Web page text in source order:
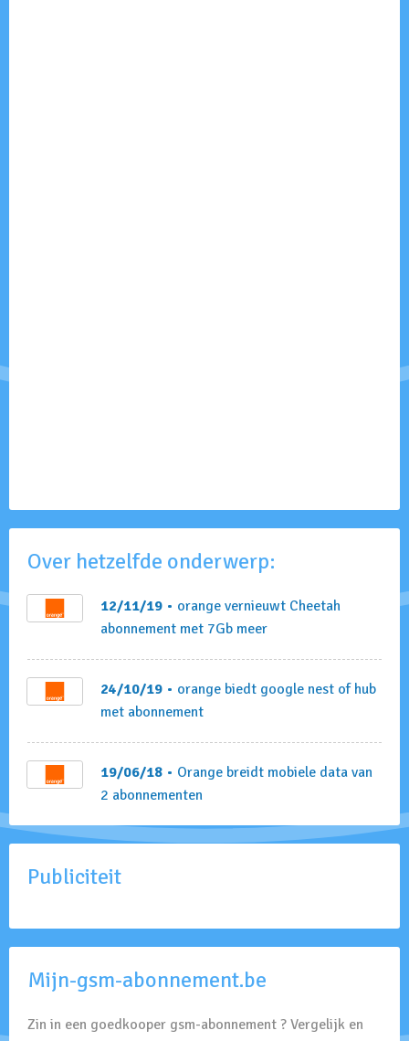
Over hetzelfde onderwerp:
12/11/19 • orange vernieuwt Cheetah
abonnement met 7Gb meer
24/10/19 • orange biedt google nest of hub
met abonnement
19/06/18 • Orange breidt mobiele data van
2 abonnementen
Publiciteit
Mijn-gsm-abonnement.be
Zin in een goedkooper gsm-abonnement ? Vergelijk en